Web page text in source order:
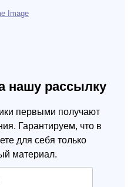
нашу рассылку
первыми получают
Гарантируем, что в
для себя только
материал.